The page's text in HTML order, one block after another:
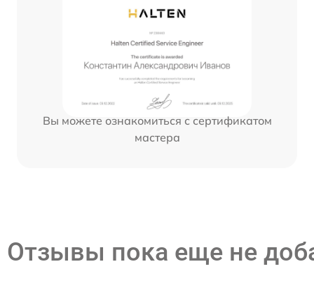
Вы можете ознакомиться с сертификатом
мастера
Отзывы пока еще не